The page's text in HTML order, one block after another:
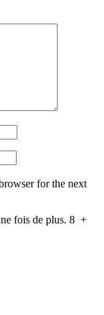
for the next
fois de plus. 8 +